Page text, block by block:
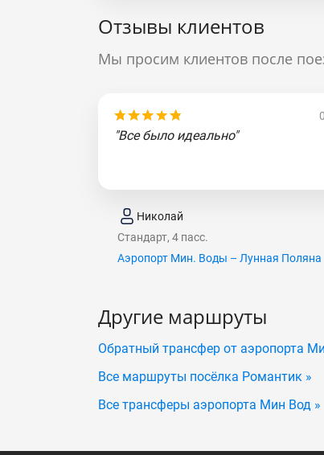
Отзывы клиентов
Мы просим клиентов после
"Все было идеально"
Николай
Стандарт, 4 пасс.
Аэропорт Мин. Воды – Лунная Поляна
Другие маршруты
Обратный трансфер от аэропорта
Все маршруты посёлка Романтик »
Все трансферы аэропорта Мин Вод »